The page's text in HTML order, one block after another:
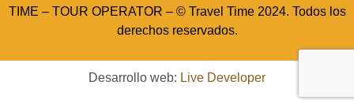
TIME – TOUR OPERATOR – © Travel Time 2024. Todos los
derechos reservados.
Desarrollo web: Live Developer